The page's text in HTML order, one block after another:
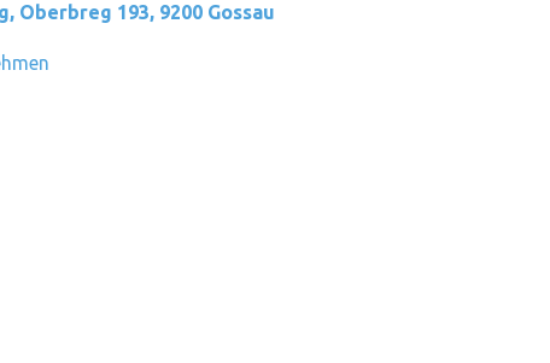
, Oberbreg 193, 9200 Gossau